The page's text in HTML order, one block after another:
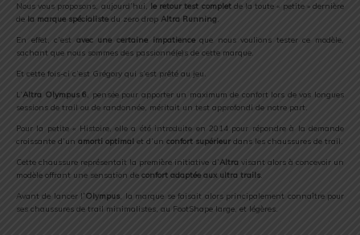
Nous vous proposons, aujourd’hui, le retour test completde la toute « petite » dernière
de la marque spécialiste du zero drop Altra Running.
En effet, c’est avec une certaine impatienceque nous voulions tester ce modèle,
sachant que nous sommes des passionné(e)s de cette marque.
Et cette fois-ci c’est Grégory qui s’est prêté au jeu.
L’Altra Olympus 6, pensée pour apporter un maximum de confort lors de vos longues
sessions de trail ou de randonnée, méritait un test approfondi de notre part.
Pour la petite « Histoire, elle a été introduite en 2014 pour répondre à la demande
croissante d’un amorti optimal et d’un confort supérieur dans les chaussures de trail.
Cette chaussure représentait la première initiative d’Altra visant alors à concevoir un
modèle offrant une sensation de confort adaptée aux ultra trails
Avant de lancer l’Olympus, la marque se faisait alors principalement connaître pour
ses chaussures de trail minimalistes, au FootShape large, et légères.